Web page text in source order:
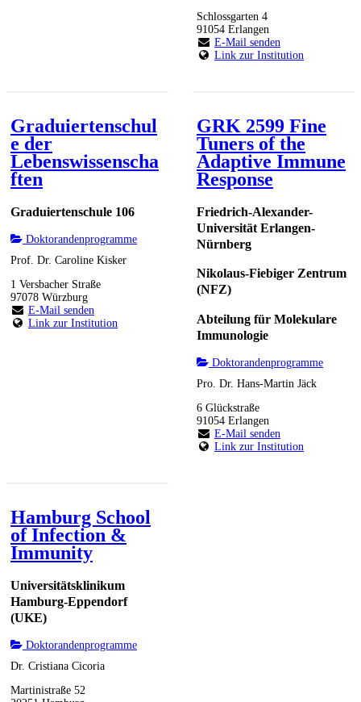
Schlossgarten 4
91054 Erlangen
E-Mail senden
Link zur Institution
Graduiertenschul
e der
Lebenswissenscha
ften
Graduiertenschule 106
Doktorandenprogramme
Prof. Dr. Caroline Kisker
1 Versbacher Straße
97078 Würzburg
E-Mail senden
Link zur Institution
GRK 2599 Fine
Tuners of the
Adaptive Immune
Response
Friedrich-Alexander-
Universität Erlangen-
Nürnberg
Nikolaus-Fiebiger Zentrum
(NFZ)
Abteilung für Molekulare
Immunologie
Doktorandenprogramme
Pro. Dr. Hans-Martin Jäck
6 Glückstraße
91054 Erlangen
E-Mail senden
Link zur Institution
Hamburg School
of Infection &
Immunity
Universitätsklinikum
Hamburg-Eppendorf
(UKE)
Doktorandenprogramme
Dr. Cristiana Cicoria
Martinistraße 52